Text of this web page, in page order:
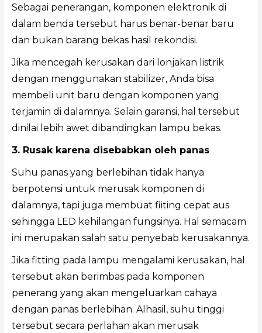
Sebagai penerangan, komponen elektronik di
dalam benda tersebut harus benar-benar baru
dan bukan barang bekas hasil rekondisi.
Jika mencegah kerusakan dari lonjakan listrik
dengan menggunakan stabilizer, Anda bisa
membeli unit baru dengan komponen yang
terjamin di dalamnya. Selain garansi, hal tersebut
dinilai lebih awet dibandingkan lampu bekas.
3. Rusak karena disebabkan oleh panas
Suhu panas yang berlebihan tidak hanya
berpotensi untuk merusak komponen di
dalamnya, tapi juga membuat fiiting cepat aus
sehingga LED kehilangan fungsinya. Hal semacam
ini merupakan salah satu penyebab kerusakannya.
Jika fitting pada lampu mengalami kerusakan, hal
tersebut akan berimbas pada komponen
penerang yang akan mengeluarkan cahaya
dengan panas berlebihan. Alhasil, suhu tinggi
tersebut secara perlahan akan merusak